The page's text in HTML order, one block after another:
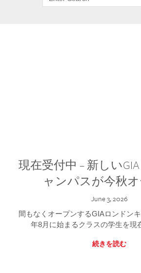
現在受付中 – 新しい
ャンパスが今秋
June 3, 2026
間もなくオープンするGIAロンドン
年8月に始まるクラスの学生を現
続きを読む